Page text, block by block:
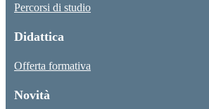
Percorsi di studio
Didattica
Offerta formativa
Novità